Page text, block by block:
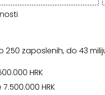
250 zaposlenih, do 43
HRK
HRK